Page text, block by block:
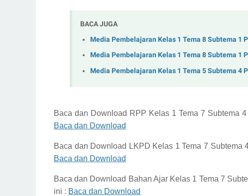
BACA JUGA
Media Pembelajaran Kelas 1 Tema 8 Subtema 1
Media Pembelajaran Kelas 1 Tema 8 Subtema 1
Media Pembelajaran Kelas 1 Tema 5 Subtema 4
Baca dan Download RPP Kelas 1 Tema 7 Subtema
Baca dan Download
Baca dan Download LKPD Kelas 1 Tema 7 Subtema
Baca dan Download
Baca dan Download Bahan Ajar Kelas 1 Tema 7
ini : Baca dan Download